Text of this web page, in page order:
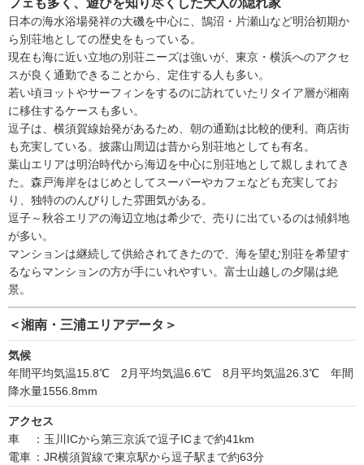
フェも多く、遊びを知り尽くした大人の隠れ家
日本の海水浴場発祥の大磯を中心に、鵠沼・片瀬山など明治初期か
ら別荘地としての歴史をもっている。
現在も海に近い立地の別荘ニーズは強いが、東京・横浜へのアクセ
スが良く通勤できることから、定住する人も多い。
若い頃ヨットやサーフィンをするのに訪れていたリタイア層が湘南
に移住するケースも多い。
逗子は、横須賀線始発があるため、朝の通勤は比較的便利。商店街
も充実している。披露山周辺は昔から別荘地としても有名。
葉山エリアは明治時代から海辺を中心に別荘地として親しまれてき
た。森戸海岸をはじめとしてスーパーやカフェなども充実してお
り、独特ののんびりした雰囲気がある。
逗子～秋谷エリアの海辺立地は希少で、売りに出ているのは傾斜地
が多い。
マンションは継続して供給されてきたので、海を望む別荘を希望す
るならマンションの方が手にいれやすい。富士山越しの夕陽は絶
景。
＜湘南・三浦エリアデータ＞
気候
年間平均気温15.8℃ 2月平均気温6.6℃ 8月平均気温26.3℃ 年間
降水量1556.8mm
アクセス
車
：玉川ICから第三京浜で逗子ICまで約41km
電車 ：JR横須賀線で東京駅から逗子駅まで約63分